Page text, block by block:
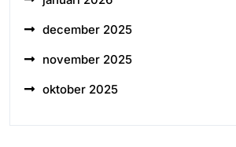
december 2025
november 2025
oktober 2025